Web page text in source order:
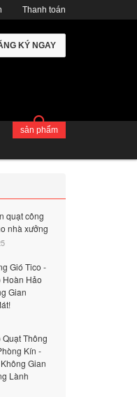
Thanh toán
KÝ NGAY
sản phẩm
quạt công
nhà xưởng
Gió Tico -
Hoàn Hảo
Gian
Thông
Kín -
Gian
Lành